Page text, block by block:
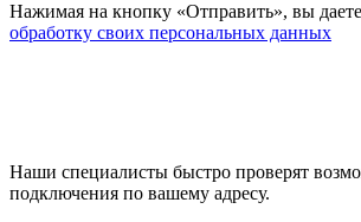
Нажимая на кнопку «Отправить», вы даете
обработку своих персональных данных
Наши специалисты быстро проверят
подключения по вашему адресу.